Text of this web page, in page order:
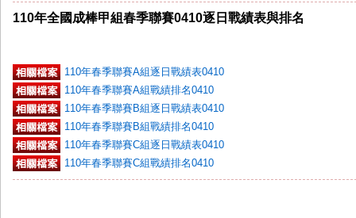
110年全國成棒甲組春季聯賽0410逐日戰績表與排名
110年春季聯賽A組逐日戰績表0410
110年春季聯賽A組戰績排名0410
110年春季聯賽B組逐日戰績表0410
110年春季聯賽B組戰績排名0410
110年春季聯賽C組逐日戰績表0410
110年春季聯賽C組戰績排名0410